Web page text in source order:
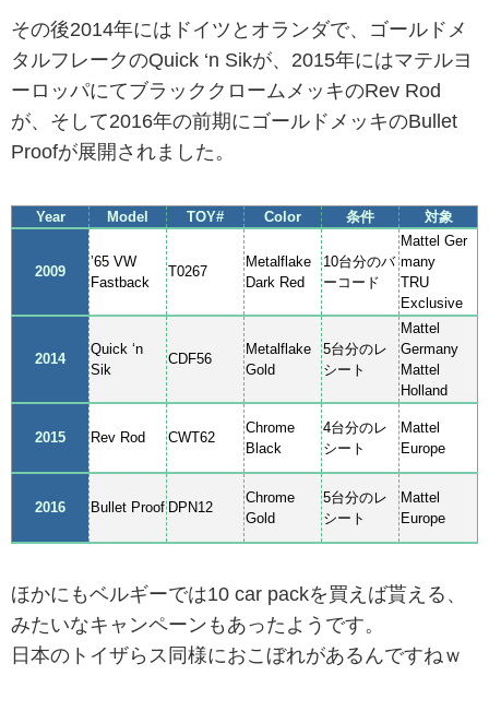
その後2014年にはドイツとオランダで、ゴールドメ
タルフレークのQuick ‘n Sikが、2015年にはマテルヨ
ーロッパにてブラッククロームメッキのRev Rod
が、そして2016年の前期にゴールドメッキのBullet
Proofが展開されました。
Year Model TOY# Color 条件 対象
2009
’65 VW
Fastback
T0267
Metalflake
Dark Red
10台分のバ
ーコード
Mattel Ger
many
TRU
Exclusive
2014
Quick ‘n
Sik
CDF56
Metalflake
Gold
5台分のレ
シート
Mattel
Germany
Mattel
Holland
2015 Rev Rod CWT62
Chrome
Black
4台分のレ
シート
Mattel
Europe
2016 Bullet Proof DPN12
Chrome
Gold
5台分のレ
シート
Mattel
Europe
ほかにもベルギーでは10 car packを買えば貰える、
みたいなキャンペーンもあったようです。
日本のトイザらス同様におこぼれがあるんですねｗ